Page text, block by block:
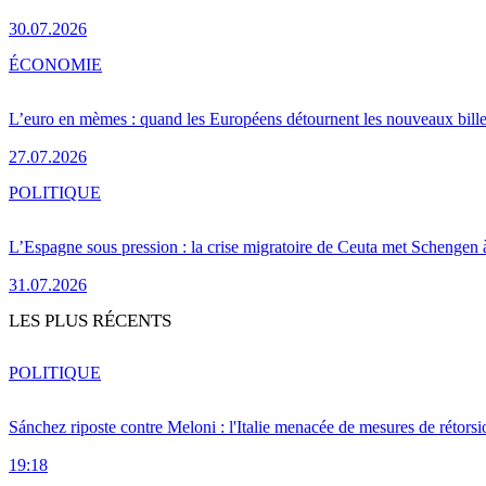
30.07.2026
L’euro en mèmes : quand les Européens détournent les nouveaux
27.07.2026
ÉCONOMIE
L’Espagne sous pression : la crise migratoire de Ceuta met Schengen
31.07.2026
POLITIQUE
LES PLUS RÉCENTS
Sánchez riposte contre Meloni : l'Italie menacée de mesures de
19:18
POLITIQUE